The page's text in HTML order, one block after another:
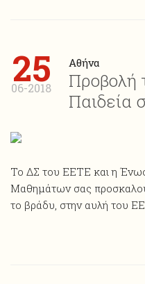
25
06-2018
Αθήνα
Προβολή
Παιδεία
Το ΔΣ του ΕΕΤΕ και η
Μαθημάτων σας
το βράδυ, στην αυλή του